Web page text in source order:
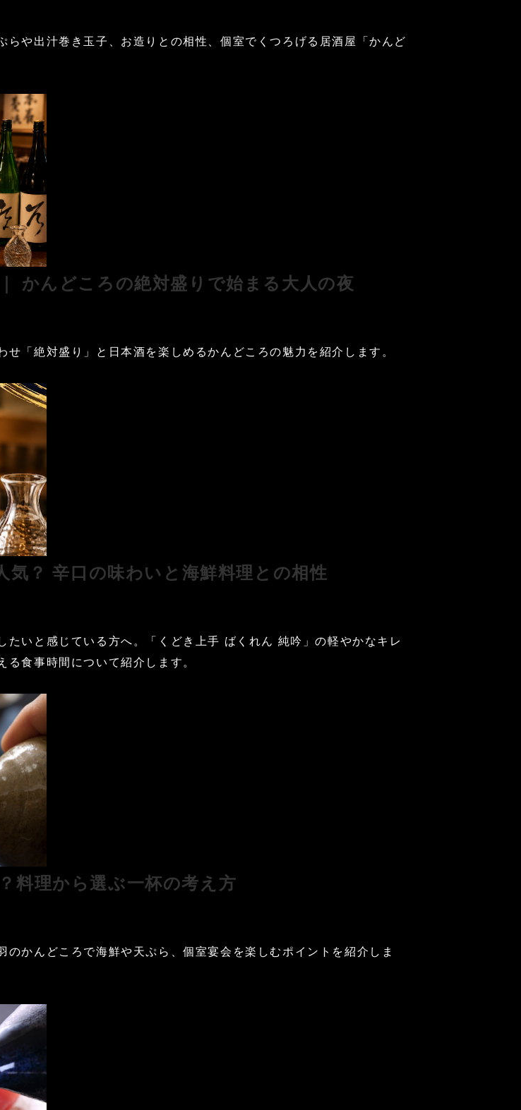
や出汁巻き玉子、お造りとの相性、個室でくつろげる居酒屋「かんど
かんどころの絶対盛りで始まる大人の夜
「絶対盛り」と日本酒を楽しめるかんどころの魅力を紹介します。
気？ 辛口の味わいと海鮮料理との相性
いと感じている方へ。「くどき上手 ばくれん 純吟」の軽やかなキレ
食事時間について紹介します。
料理から選ぶ一杯の考え方
かんどころで海鮮や天ぷら、個室宴会を楽しむポイントを紹介しま